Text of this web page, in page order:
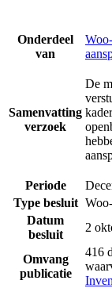
Onderdeel
van
Samenvatting
verzoek
De
Periode
Type besluit
Datum
besluit
2
Omvang
publicatie
416